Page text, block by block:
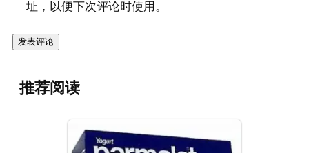
址，以便下次评论时使用。
推荐阅读